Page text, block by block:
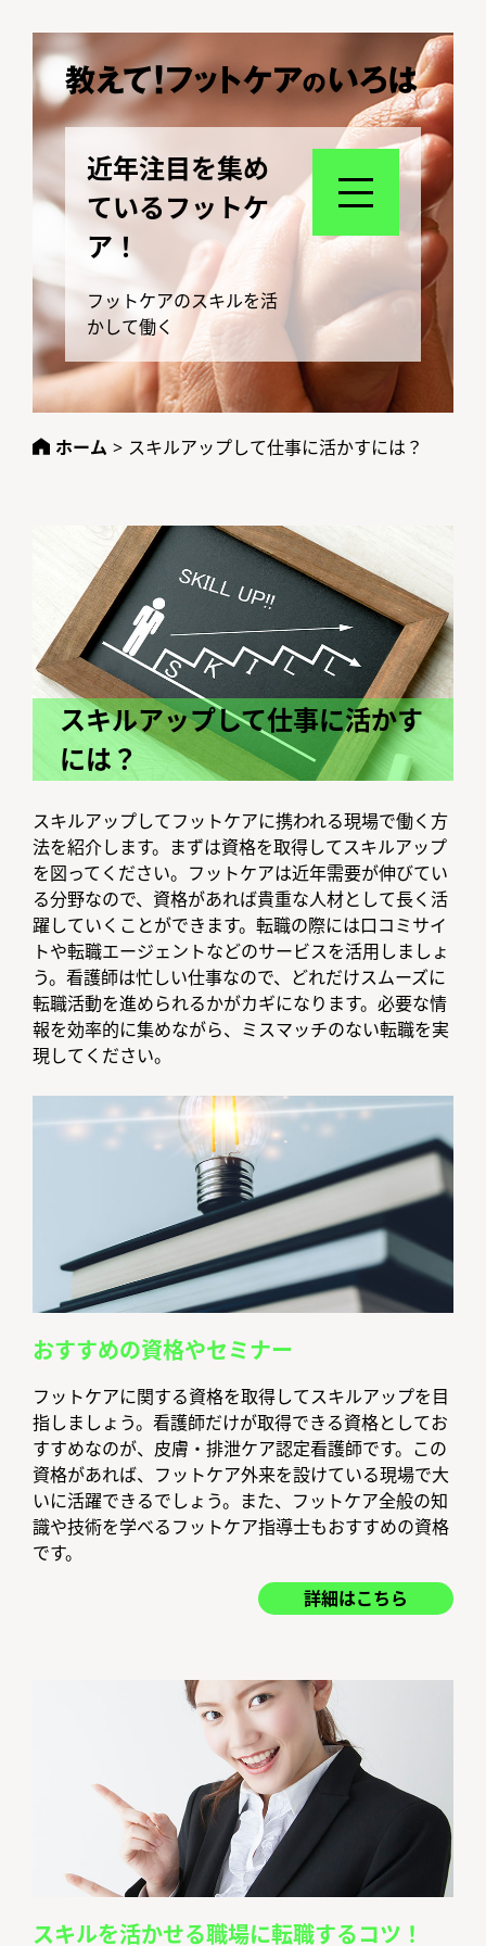
近年注目を集め
ているフットケ
ア！
フットケアのスキルを活
かして働く
ホーム > スキルアップして仕事に活かすには？
スキルアップして仕事に活かす
には？
スキルアップしてフットケアに携われる現場で働く方
法を紹介します。まずは資格を取得してスキルアップ
を図ってください。フットケアは近年需要が伸びてい
る分野なので、資格があれば貴重な人材として長く活
躍していくことができます。転職の際には口コミサイ
トや転職エージェントなどのサービスを活用しましょ
う。看護師は忙しい仕事なので、どれだけスムーズに
転職活動を進められるかがカギになります。必要な情
報を効率的に集めながら、ミスマッチのない転職を実
現してください。
おすすめの資格やセミナー
フットケアに関する資格を取得してスキルアップを目
指しましょう。看護師だけが取得できる資格としてお
すすめなのが、皮膚・排泄ケア認定看護師です。この
資格があれば、フットケア外来を設けている現場で大
いに活躍できるでしょう。また、フットケア全般の知
識や技術を学べるフットケア指導士もおすすめの資格
です。
詳細はこちら
スキルを活かせる職場に転職するコツ！